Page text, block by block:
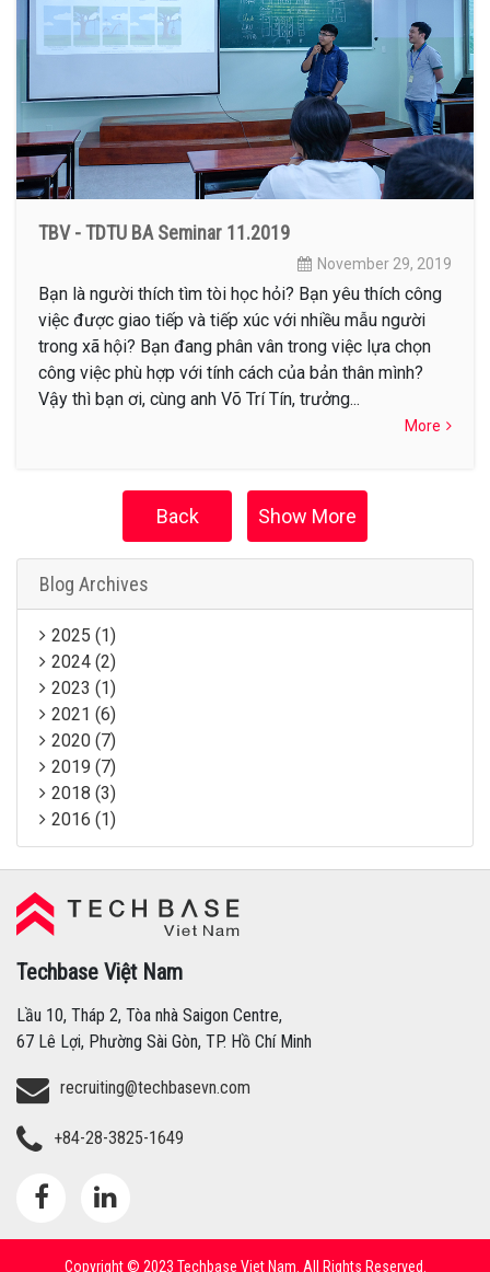
TBV - TDTU BA Seminar 11.2019
November 29, 2019
Bạn là người thích tìm tòi học hỏi? Bạn yêu thích công
việc được giao tiếp và tiếp xúc với nhiều mẫu người
trong xã hội? Bạn đang phân vân trong việc lựa chọn
công việc phù hợp với tính cách của bản thân mình?
Vậy thì bạn ơi, cùng anh Võ Trí Tín, trưởng...
More
Back Show More
Blog Archives
2025 (1)
2024 (2)
2023 (1)
2021 (6)
2020 (7)
2019 (7)
2018 (3)
2016 (1)
Techbase Việt Nam
Lầu 10, Tháp 2, Tòa nhà Saigon Centre,
67 Lê Lợi, Phường Sài Gòn, TP. Hồ Chí Minh
recruiting@techbasevn.com
+84-28-3825-1649
Copyright © 2023 Techbase Viet Nam. All Rights Reserved.